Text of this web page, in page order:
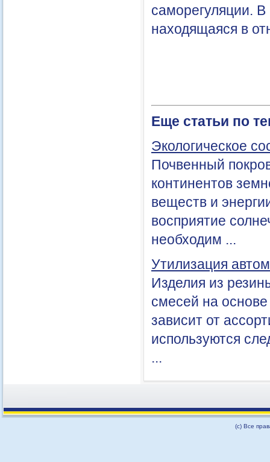
саморегуляции.
находящаяся в
Еще статьи по
Экологическое
Почвенный
континентов
веществ и
восприятие
необходим ...
Утилизация
Изделия из
смесей на
зависит от
используются
...
(с) Все